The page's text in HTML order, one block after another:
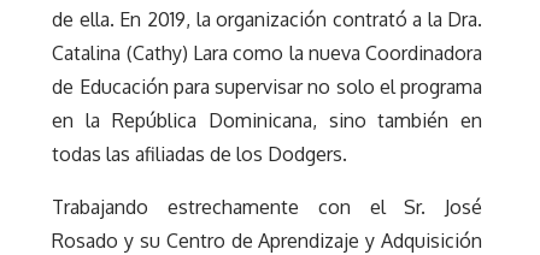
de ella. En 2019, la organización contrató a la Dra.
Catalina (Cathy) Lara como la nueva Coordinadora
de Educación para supervisar no solo el programa
en la República Dominicana, sino también en
todas las afiliadas de los Dodgers.
Trabajando estrechamente con el Sr. José
Rosado y su Centro de Aprendizaje y Adquisición